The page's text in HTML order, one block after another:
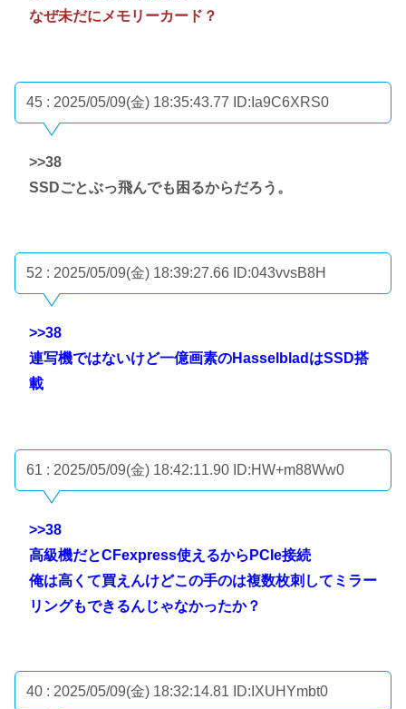
なぜ未だにメモリーカード？
45 : 2025/05/09(金) 18:35:43.77 ID:Ia9C6XRS0
>>38
SSDごとぶっ飛んでも困るからだろう。
52 : 2025/05/09(金) 18:39:27.66 ID:043vvsB8H
>>38
連写機ではないけど一億画素のHasselbladはSSD搭
載
61 : 2025/05/09(金) 18:42:11.90 ID:HW+m88Ww0
>>38
高級機だとCFexpress使えるからPCIe接続
俺は高くて買えんけどこの手のは複数枚刺してミラー
リングもできるんじゃなかったか？
40 : 2025/05/09(金) 18:32:14.81 ID:IXUHYmbt0